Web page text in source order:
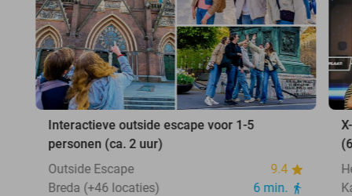
Interactieve outside escape voor 1-5
personen (ca. 2 uur)
Outside Escape
9.4
Breda (+46 locaties)
6 min.